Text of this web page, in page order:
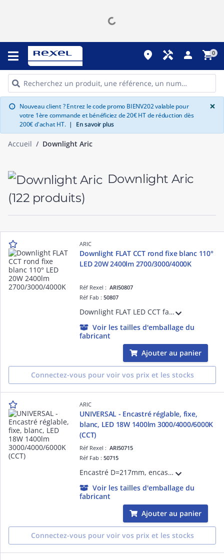
place handyman person shopping_cart0
info Nouveau client ? Entrez le code promo BIENV202 valable pour
votre 1ère commande et bénéficiez de 20€ HT de réduction dès
200€ d'achat HT. | En savoir plus
×
Accueil Downlight Aric
Downlight Aric
(122 produits)
ARIC
Downlight FLAT CCT rond fixe blanc 110°
LED 20W 2400lm 2700/3000/4000K
Réf Rexel :ARI50807
Réf Fab :50807
Downlight FLAT LED CCT faible épaisseur rond D=240mm fixe blanc 110° LED intégrée 20W CCT (température de couleur réglable 2700K, 3000K ou 4000K) flux sortant 2400 lumens en 4000K Alimentation LED séparée pré-câblée classe 2 IP20 fournie
Voir les tailles d'emballage du
fabricant
Ajouter au panier
Connectez-vous pour voir vos prix et les stocks
ARIC
UNIVERSAL - Encastré réglable, fixe,
blanc, LED 18W 1400lm 3000/4000/6000K
(CCT)
Réf Rexel :ARI50715
Réf Fab :50715
Encastré D=217mm, encastrement réglable ou installation saillie, extra-plat, alim. intégrée, blanc, diffuseur PMMA. LED 110° 18W 30000h, 1400lm (en 4000K), température de couleur réglable CCT 3000/4000/6000K. Variable par coupure de phase.
Voir les tailles d'emballage du
fabricant
Ajouter au panier
Connectez-vous pour voir vos prix et les stocks